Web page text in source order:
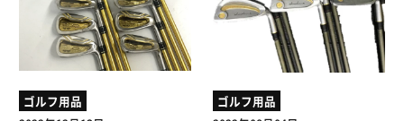
ゴルフ用品
ゴルフ用品